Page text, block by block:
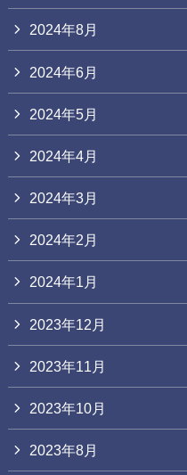
2024年8月
2024年6月
2024年5月
2024年4月
2024年3月
2024年2月
2024年1月
2023年12月
2023年11月
2023年10月
2023年8月